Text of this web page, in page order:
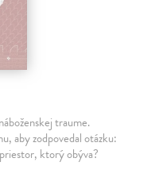
traume.
aby zodpovedal otázku:
ktorý obýva?